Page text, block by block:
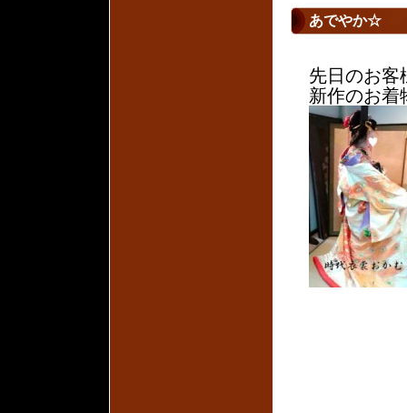
あでやか☆
先日のお客
新作のお着